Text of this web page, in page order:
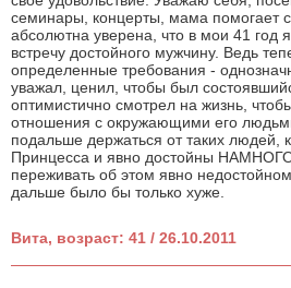
семинары, концерты, мама помогает
абсолютна уверена, что в мои 41 год
встречу достойного мужчину. Ведь
определенные требования -
уважал, ценил, чтобы был
оптимистично смотрел на жизнь,
отношения с окружающими его
подальше держаться от таких
Принцесса и явно достойны НАМНОГО
переживать об этом явно
дальше было бы только хуже.
Вита, возраст: 41 / 26.10.2011